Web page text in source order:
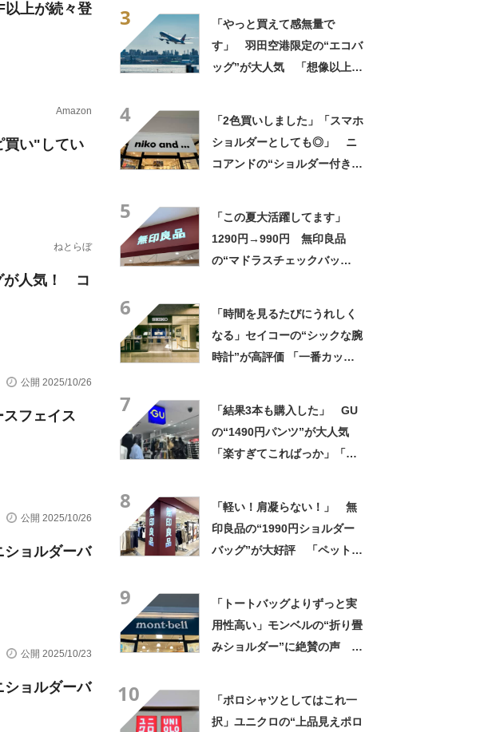
以上が続々登
Amazon
買い"してい
ねとらぼ
が人気！ コ
公開 2025/10/26
フェイス
公開 2025/10/26
ョルダーバ
公開 2025/10/23
ョルダーバ
3
「やっと買えて感無量で
す」 羽田空港限定の“エコバ
ッグ”が大人気 「想像以上に
4
「2色買いしました」「スマホ
ショルダーとしても◎」 ニ
コアンドの“ショルダー付き財
5
「この夏大活躍してます」
1290円→990円 無印良品
の“マドラスチェックバッ
6
「時間を見るたびにうれしく
なる」セイコーの“シックな腕
時計”が高評価 「一番カッコ
7
「結果3本も購入した」 GU
の“1490円パンツ”が大人気
「楽すぎてこればっか」「洗
8
「軽い！肩凝らない！」 無
印良品の“1990円ショルダー
バッグ”が大好評 「ペットボ
9
「トートバッグよりずっと実
用性高い」モンベルの“折り畳
みショルダー”に絶賛の声
10
「ポロシャツとしてはこれ一
択」ユニクロの“上品見えポロ